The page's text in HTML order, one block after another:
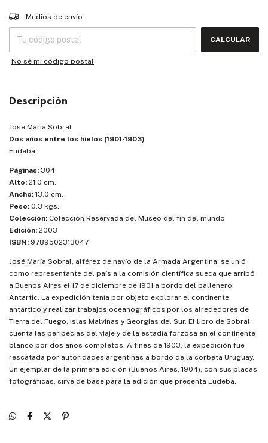
Entregas para el CP:
Medios de envío
CALCULAR
No sé mi código postal
Descripción
Jose Maria Sobral
Dos años entre los hielos (1901-1903)
Eudeba
Páginas: 304
Alto: 21.0 cm.
Ancho: 13.0 cm.
Peso: 0.3 kgs.
Colección: Colección Reservada del Museo del fin del mundo
Edición: 2003
ISBN: 9789502313047
José María Sobral, alférez de navío de la Armada Argentina, se unió
como representante del país a la comisión científica sueca que arribó
a Buenos Aires el 17 de diciembre de 1901 a bordo del ballenero
Antartic. La expedición tenía por objeto explorar el continente
antártico y realizar trabajos oceanográficos por los alrededores de
Tierra del Fuego, Islas Malvinas y Georgias del Sur. El libro de Sobral
cuenta las peripecias del viaje y de la estadía forzosa en el continente
blanco por dos años completos. A fines de 1903, la expedición fue
rescatada por autoridades argentinas a bordo de la corbeta Uruguay.
Un ejemplar de la primera edición (Buenos Aires, 1904), con sus placas
fotográficas, sirve de base para la edición que presenta Eudeba.